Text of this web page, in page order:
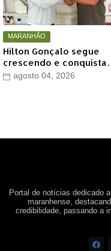
MARANHÃO
Hilton Gonçalo segue
crescendo e conquista
apoio do prefeito de
agosto 04, 2026
Portal de notícias dedicado
maranhense,
credibilidade, passando a